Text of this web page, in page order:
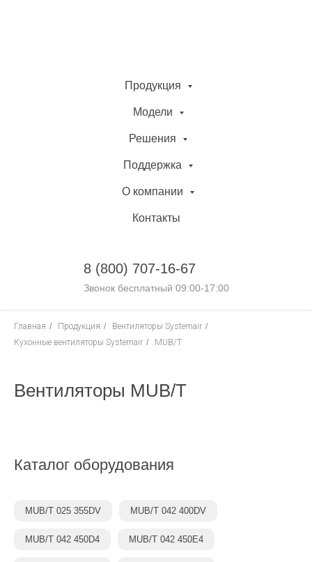
Продукция
Модели
Решения
Поддержка
О компании
Контакты
8 (800) 707-16-67
Звонок бесплатный 09:00-17:00
Главная / Продукция / Вентиляторы Systemair /
Кухонные вентиляторы Systemair / MUB/T
Вентиляторы MUB/T
Каталог оборудования
MUB/T 025 355DV MUB/T 042 400DV
MUB/T 042 450D4 MUB/T 042 450E4